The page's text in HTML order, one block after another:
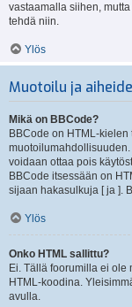
vastaamalla siihen,
tehdä niin.
Ylös
Muotoilu ja
Mikä on BBCode?
BBCode on HTML-
voidaan ottaa pois
BBCode itsessään on
sijaan hakasulkuja [ ja ].
Ylös
Onko HTML sallittu?
Ei. Tällä foorumilla ei ole
HTML-koodina.
avulla.